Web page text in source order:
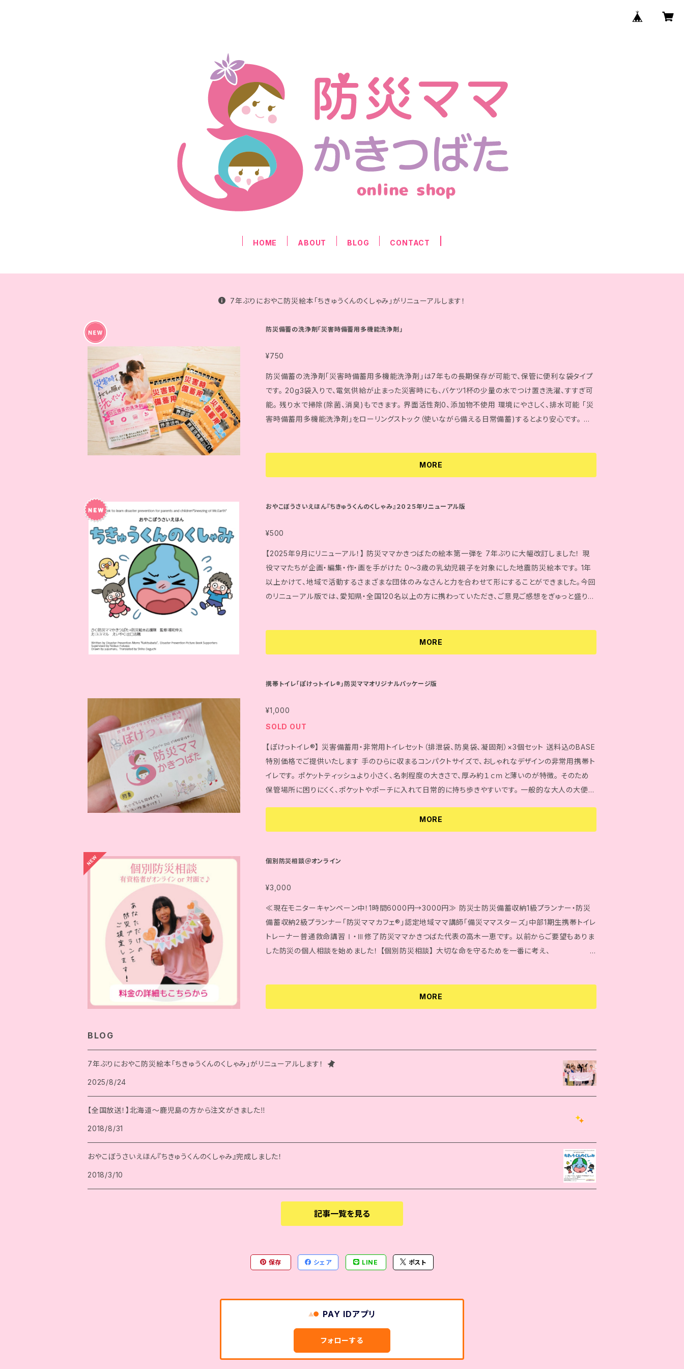
HOME ABOUT BLOG CONTACT
7年ぶりにおやこ防災絵本「ちきゅうくんのくしゃみ」がリニューアルします！
防災備蓄の洗浄剤「災害時備蓄用多機能洗浄剤」
¥750
防災備蓄の洗浄剤「災害時備蓄用多機能洗浄剤」は7年もの長期保存が可能で、保管に便利な袋タイプ
です。 20g3袋入りで、電気供給が止まった災害時にも、バケツ1杯の少量の水でつけ置き洗濯、すすぎ可
能。 残り水で掃除(除菌、消臭)もできます。 界面活性剤0、添加物不使用 環境にやさしく、排水可能 「災
害時備蓄用多機能洗浄剤」をローリングストック（使いながら備える日常備蓄)するとより安心です。 ＜
く、排水可能 ⑥ 使用推奨期限は「7年」。長期保存が可能。
MORE
おやこぼうさいえほん『ちきゅうくんのくしゃみ』２０２５年リニューアル版
¥500
【2025年9月にリニューアル！】 防災ママかきつばたの絵本第一弾を 7年ぶりに大幅改訂しました！ 現
役ママたちが企画・編集・作・画を手がけた 0～3歳の乳幼児親子を対象にした地震防災絵本です。 1年
以上かけて、地域で活動するさまざまな団体のみなさんと力を合わせて形にすることができました。今回
のリニューアル版では、愛知県・全国120名以上の方に携わっていただき、ご意見ご感想をぎゅっと盛り込
豆知識が満載。 お子さんも保護者も、楽しみながら、備えることができる絵本です。 地震が頻発している
今。 「今」だからこそ、知って、備えて、大切なひとを守ることができます。 お子さんとの大切な絵本の時間
ので、お出かけの際にもおすすめです。 ＊本書の売上の一部は、被災地支援に寄付されます。あなたの手
ゴムシのポーズ」は株式会社危機管理教育研究所の登録商標です。（商標登録番号第6319169号） 【送
料のご選択について】 1冊の方は『定形外（1冊）』（180円） 2冊の方は『ゆうメール（2冊）』（230円） 3冊
さい。 ※送料のご選択に誤りがある場合はキャンセルとなりますので、選択時お気をつけてください。 ※
21冊以上ご購入される方は、お問い合わせください(
chi_co_lab@yahoo.co.jp) ※2025年9月～送料
改訂しました
MORE
携帯トイレ「ぽけっトイレ®」防災ママオリジナルパッケージ版
¥1,000
SOLD OUT
【ぽけっトイレ®】 災害備蓄用・非常用トイレセット（排泄袋、防臭袋、凝固剤）×3個セット 送料込のBASE
特別価格でご提供いたします 手のひらに収まるコンパクトサイズで、おしゃれなデザインの非常用携帯ト
イレです。 ポケットティッシュより小さく、名刺程度の大きさで、厚み約１ｃｍと薄いのが特徴。 そのため
保管場所に困りにくく、ポケットやポーチに入れて日常的に持ち歩きやすいです。 一般的な大人の大便１
に同梱の防臭袋に入れて口をしっかり縛ることで、臭いを抑えることができます。 使い勝手にもこだわっ
ており、排泄袋には薄くて伸縮性が高く、伸ばしても破れにくくて、穴が開いても縦裂けしにくい素材を使
抑えられて使用が気付かれにくいのもポイントです。 ここでしか手に入らない、防災ママかきつばたオリ
ロピレン ・防臭袋：飽和ポリエステル ・凝固剤：高分子ポリマー ※ヤシ殻活性炭（脱臭）配合 【サイズ】
・排泄袋：約６１×５７ｃｍ ・防臭袋：約３５×２１ｃｍ ・凝固剤：約６．５×６．５ｃｍ 【重さ】 ・約２０ｇ（１回
分） 【商品仕様詳細】 ・凝固剤吸水量：約４５０ｃｃ（１個） 【使用上の注意】 ※詳細は取扱説明書参照 ・
直接日光の当たる場所・湿気の多い場所では、保管しない。【火気注意】 ・本製品は、用途外使用禁止。 ・
本製品は、食べ物ではない。乳幼児の手の届かないところに置く。 ・凝固剤は、目に入れたり口に入れた
MORE
個別防災相談＠オンライン
¥3,000
≪現在モニターキャンペーン中！1時間6000円→3000円≫ 防災士防災備蓄収納1級プランナー・防災
備蓄収納2級プランナー「防災ママカフェ®」認定地域ママ講師「備災ママスターズ」中部1期生携帯トイレ
トレーナー普通救命講習Ⅰ・Ⅲ修了防災ママかきつばた代表の高木一恵です。 以前からご要望もありま
した防災の個人相談を始めました！ 【個別防災相談】 大切な命を守るためを一番に考え、
ウイルス感染症対策のため、現在はオンラインツールzoomのみの対応です。 ＼お待ちしております／ b
efore ☑ 必要だとは思うけれど、何からはじめていいか分からない ☑ 物がいっぱいで防災グッズを備
スタートになった ★ 具体的にどう備えればいいのかが明確になった ★ 気持ちによりそってもらえて、す
すまない原因がわかった ★ 私は「これ」からはじめよう！というものがわかった ★ 話していて安心を感
MORE
BLOG
7年ぶりにおやこ防災絵本「ちきゅうくんのくしゃみ」がリニューアルします！
2025/8/24
【全国放送！】北海道～鹿児島の方から注文がきました‼
2018/8/31
おやこぼうさいえほん『ちきゅうくんのくしゃみ』完成しました！
2018/3/10
記事一覧を見る
保存 シェア LINE ポスト
PAY IDアプリ
フォローする